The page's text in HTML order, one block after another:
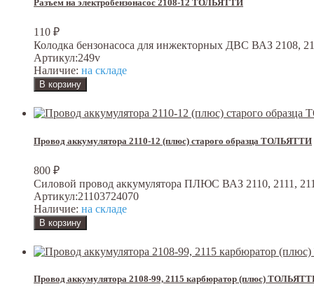
Разъем на электробензонасос 2108-12 ТОЛЬЯТТИ
110 ₽
Колодка бензонасоса для инжекторных ДВС ВАЗ 2108,
Артикул:249v
Наличие: на складе
Провод аккумулятора 2110-12 (плюс) старого образца ТОЛЬЯТТИ
800 ₽
Силовой провод аккумулятора ПЛЮС ВАЗ 2110, 2111,
Артикул:21103724070
Наличие: на складе
Провод аккумулятора 2108-99, 2115 карбюратор (плюс)